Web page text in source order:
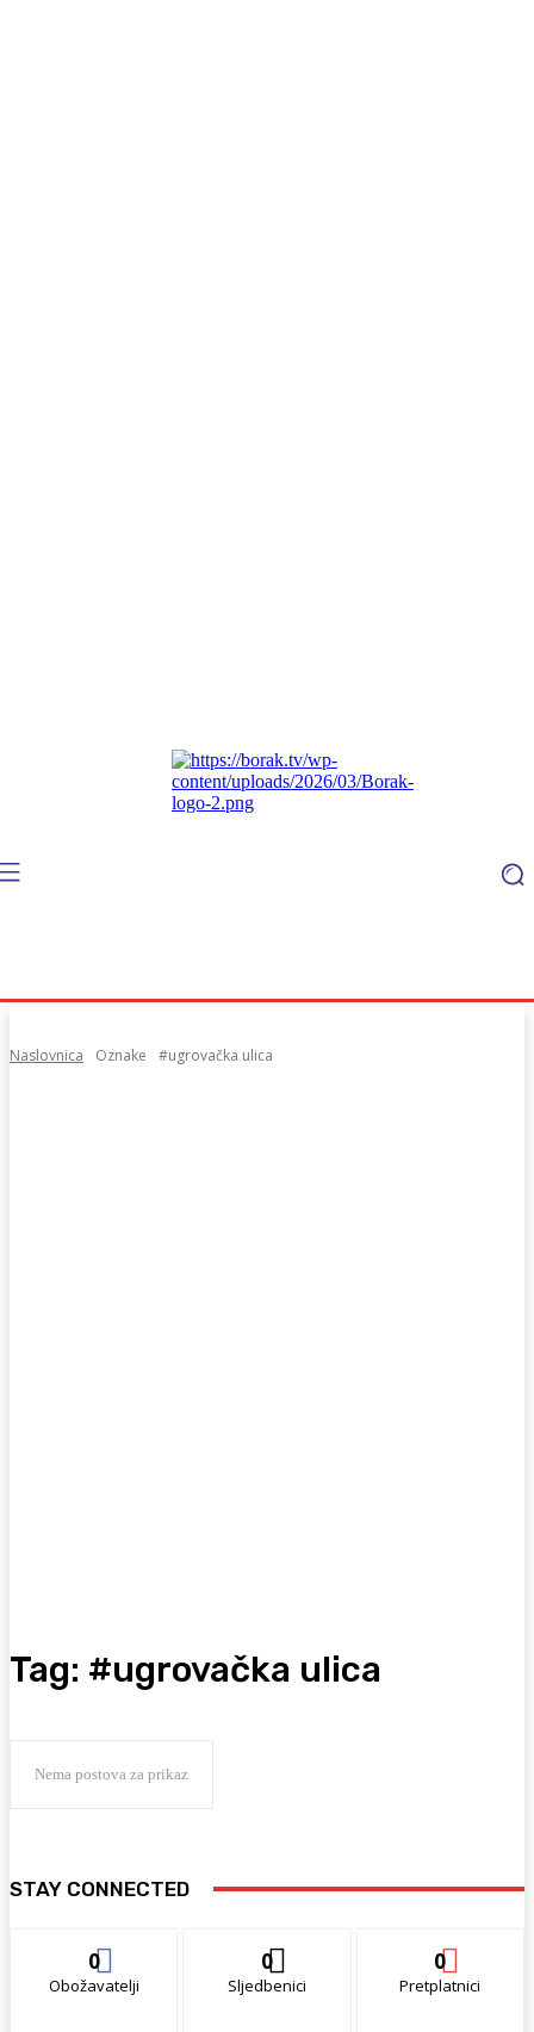
Naslovnica Oznake #ugrovačka ulica
Tag: #ugrovačka ulica
Nema postova za prikaz
STAY CONNECTED
0
Obožavatelji
0
Sljedbenici
0
Pretplatnici